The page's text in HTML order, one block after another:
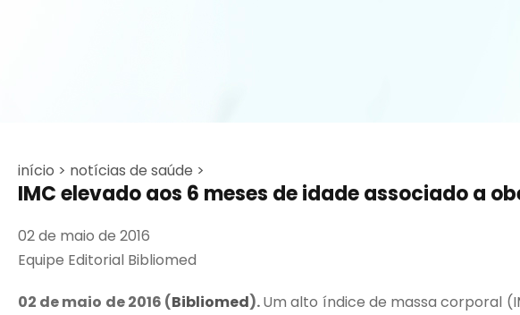
início > notícias de saúde >
IMC elevado aos 6 meses de idade associado a
02 de maio de 2016
Equipe Editorial Bibliomed
02 de maio de 2016 (Bibliomed).Um alto índice de massa corporal